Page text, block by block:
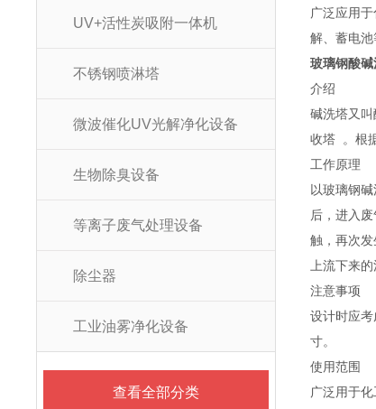
UV+活性炭吸附一体机
不锈钢喷淋塔
微波催化UV光解净化设备
生物除臭设备
等离子废气处理设备
除尘器
工业油雾净化设备
查看全部分类
广泛应用
解、蓄电池
玻璃钢酸
介绍
碱洗塔又
收塔 。根
工作原理
以玻璃钢
后，进入
触，再次
上流下来
注意事项
设计时应
寸。
使用范围
广泛用于